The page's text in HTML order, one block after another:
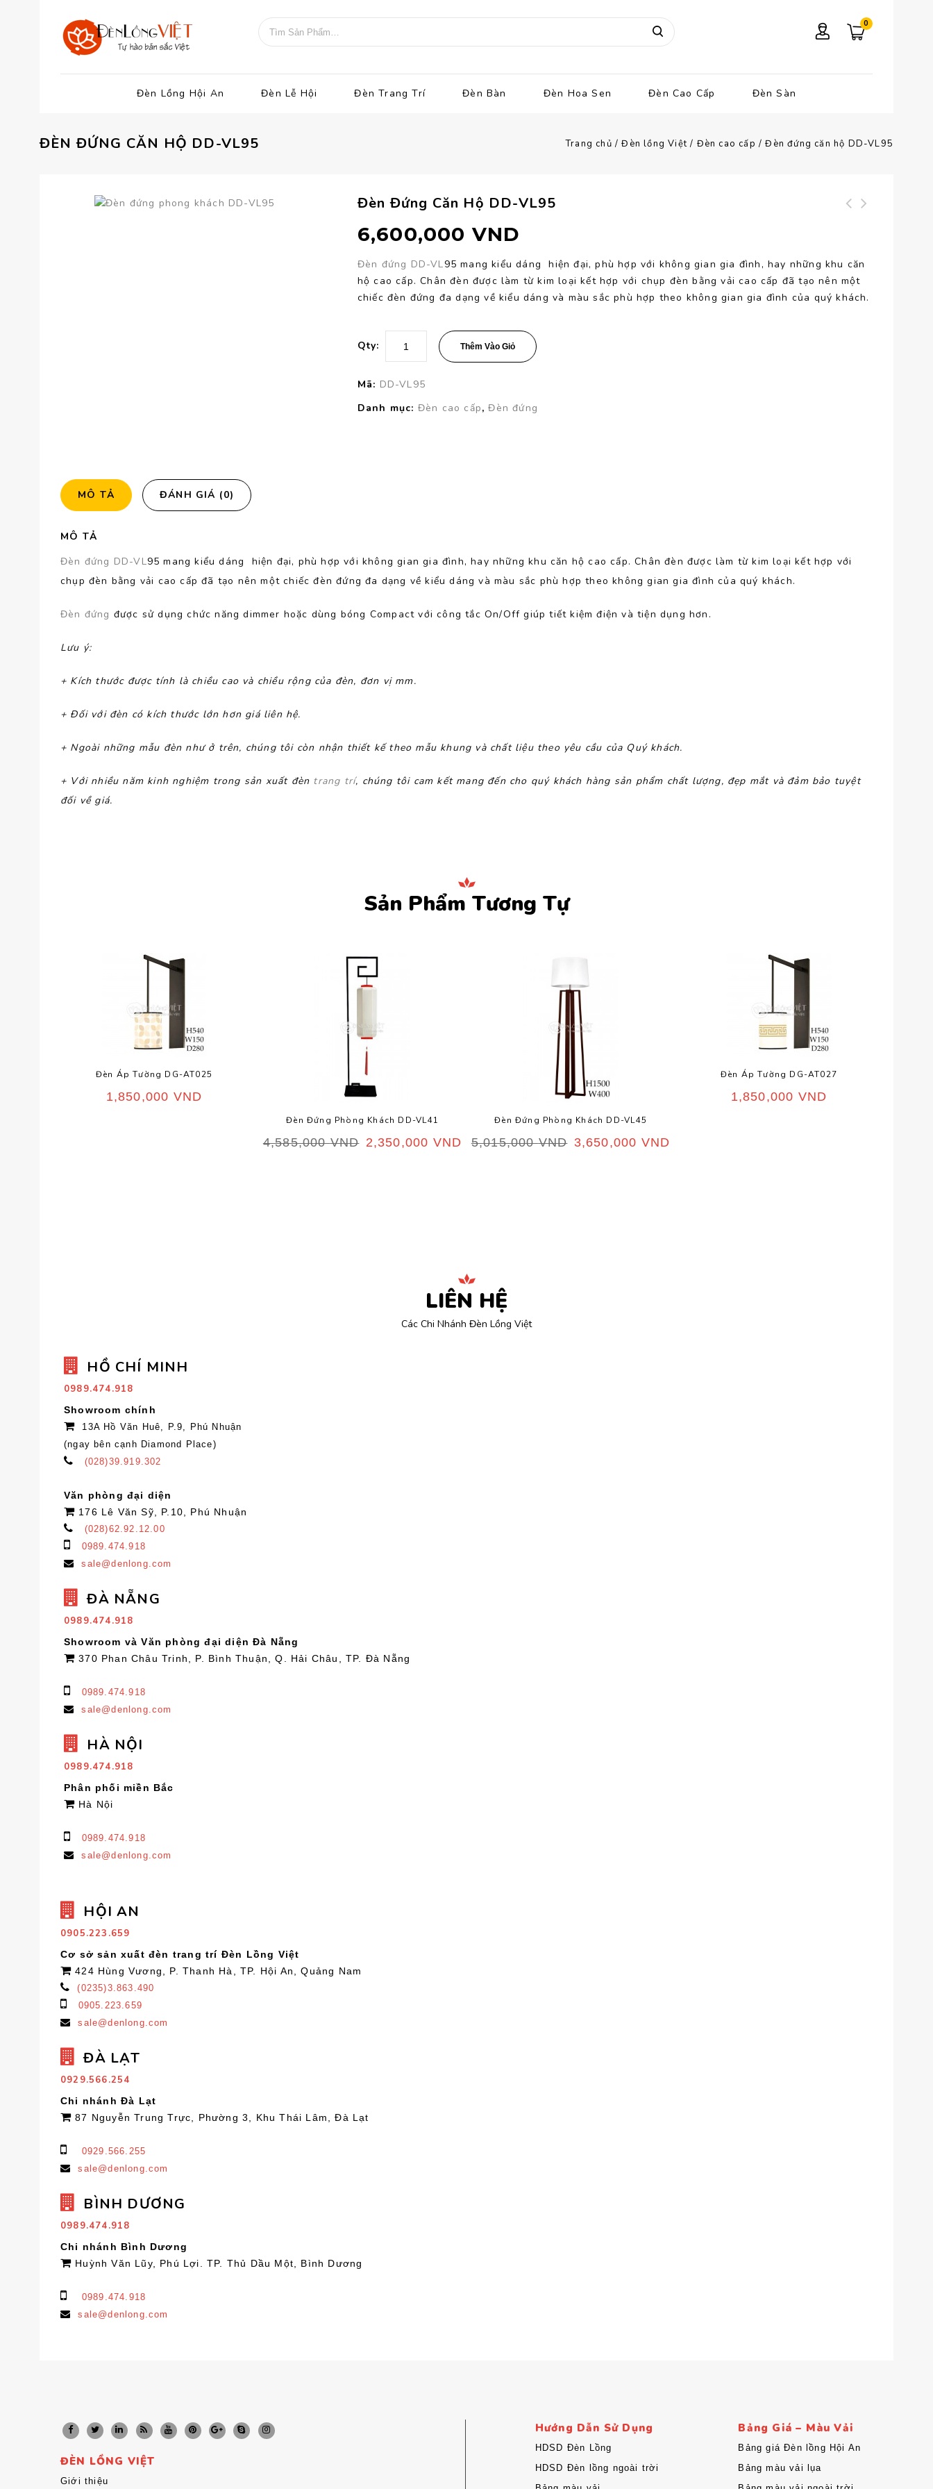
0
Đèn Lồng Hội An Đèn Lễ Hội Đèn Trang Trí Đèn Bàn Đèn Hoa Sen Đèn Cao Cấp Đèn Sàn
ĐÈN ĐỨNG CĂN HỘ DD-VL95 Trang chủ /Đèn lồng Việt/ Đèn cao cấp /Đèn đứng căn hộ DD-VL95
Đèn Đứng Căn Hộ DD-VL95
6,600,000 VND
Đèn đứng DD-VL95 mang kiểu dáng hiện đại, phù hợp với không gian gia đình, hay những khu căn
hộ cao cấp. Chân đèn được làm từ kim loại kết hợp với chụp đèn bằng vải cao cấp đã tạo nên một
chiếc đèn đứng đa dạng về kiểu dáng và màu sắc phù hợp theo không gian gia đình của quý khách.
Qty: Thêm Vào Giỏ
Mã: DD-VL95
Danh mục: Đèn cao cấp,Đèn đứng
MÔ TẢ ĐÁNH GIÁ (0)
MÔ TẢ
Đèn đứng DD-VL95 mang kiểu dáng hiện đại, phù hợp với không gian gia đình, hay những khu căn hộ cao cấp. Chân đèn được làm từ kim loại kết hợp với
chụp đèn bằng vải cao cấp đã tạo nên một chiếc đèn đứng đa dạng về kiểu dáng và màu sắc phù hợp theo không gian gia đình của quý khách.
Đèn đứng được sử dụng chức năng dimmer hoặc dùng bóng Compact với công tắc On/Off giúp tiết kiệm điện và tiện dụng hơn.
Lưu ý:
+ Kích thước được tính là chiều cao và chiều rộng của đèn, đơn vị mm.
+ Đối với đèn có kích thước lớn hơn giá liên hệ.
+ Ngoài những mẫu đèn như ở trên, chúng tôi còn nhận thiết kế theo mẫu khung và chất liệu theo yêu cầu của Quý khách.
+ Với nhiều năm kinh nghiệm trong sản xuất đèn trang trí, chúng tôi cam kết mang đến cho quý khách hàng sản phẩm chất lượng, đẹp mắt và đảm bảo tuyệt
đối về giá.
Sản Phẩm Tương Tự
Đèn Áp Tường DG-AT025
1,850,000 VND
Đèn Đứng Phòng Khách DD-VL41
4,585,000VND 2,350,000 VND
Đèn Đứng Phòng Khách DD-VL45
5,015,000VND 3,650,000 VND
Đèn Áp Tường DG-AT027
1,850,000 VND
LIÊN HỆ
Các Chi Nhánh Đèn Lồng Việt
HỒ CHÍ MINH
0989.474.918
Showroom chính
13A Hồ Văn Huê, P.9, Phú Nhuận
(ngay bên cạnh Diamond Place)
(028)39.919.302
Văn phòng đại diện
176 Lê Văn Sỹ, P.10, Phú Nhuận
(028)62.92.12.00
0989.474.918
sale@denlong.com
ĐÀ NẴNG
0989.474.918
Showroom và Văn phòng đại diện Đà Nẵng
370 Phan Châu Trinh, P. Bình Thuận, Q. Hải Châu, TP. Đà Nẵng
0989.474.918
sale@denlong.com
HÀ NỘI
0989.474.918
Phân phối miền Bắc
Hà Nội
0989.474.918
sale@denlong.com
HỘI AN
0905.223.659
Cơ sở sản xuất đèn trang trí Đèn Lồng Việt
424 Hùng Vương, P. Thanh Hà, TP. Hội An, Quảng Nam
(0235)3.863.490
0905.223.659
sale@denlong.com
ĐÀ LẠT
0929.566.254
Chi nhánh Đà Lạt
87 Nguyễn Trung Trực, Phường 3, Khu Thái Lâm, Đà Lạt
0929.566.255
sale@denlong.com
BÌNH DƯƠNG
0989.474.918
Chi nhánh Bình Dương
Huỳnh Văn Lũy, Phú Lợi. TP. Thủ Dầu Một, Bình Dương
0989.474.918
sale@denlong.com
ĐÈN LỒNG VIỆT
Giới thiệu
Hướng Dẫn Sử Dụng
HDSD Đèn Lồng
HDSD Đèn lồng ngoài trời
Bảng Giá – Màu Vải
Bảng giá Đèn lồng Hội An
Bảng màu vải lụa